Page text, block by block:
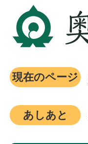
現在のページ
あしあと